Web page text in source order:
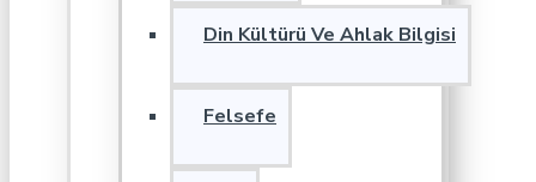
Din Kültürü Ve Ahlak Bilgisi
Felsefe